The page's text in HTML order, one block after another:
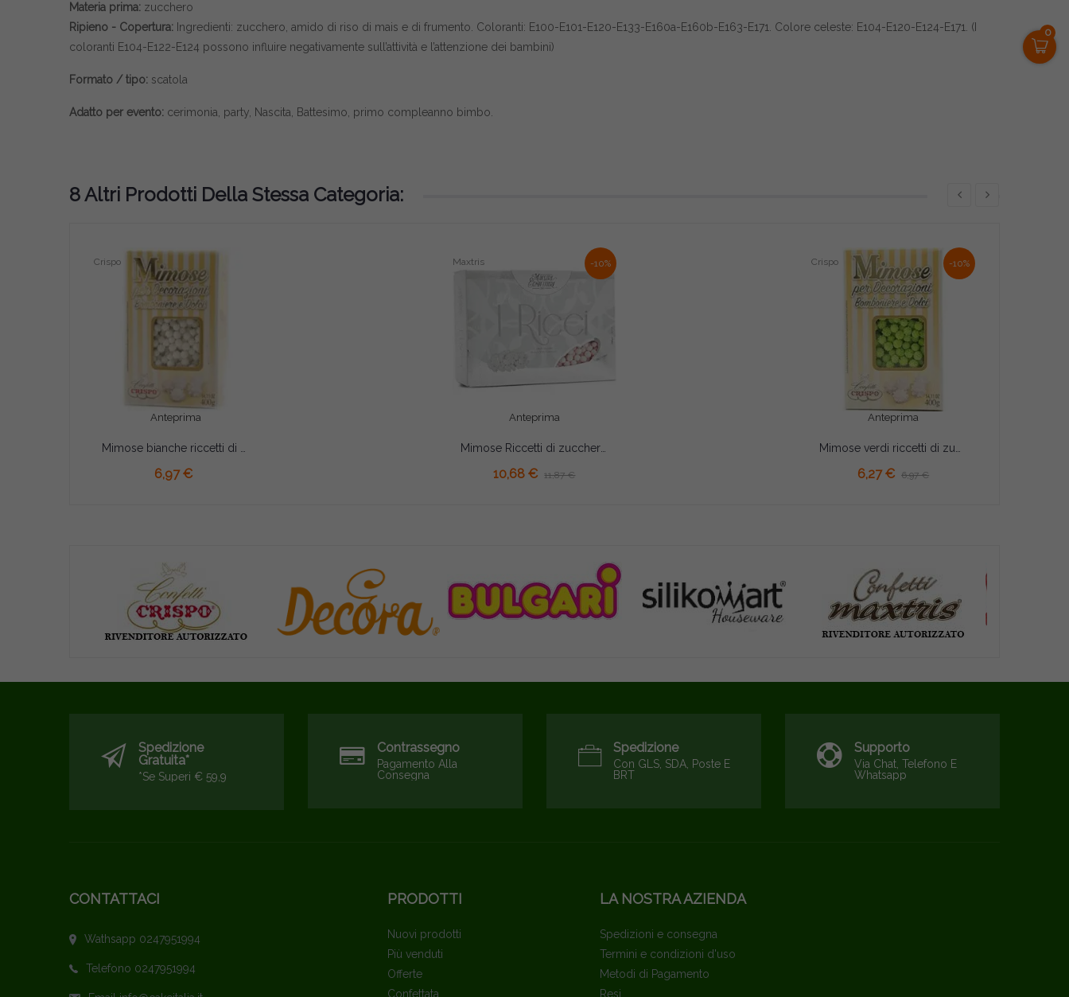
0
Materia prima: zucchero
Ripieno - Copertura: Ingredienti: zucchero, amido di riso di mais e di frumento. Coloranti: E100-E101-E120-E133-E160a-E160b-E163-E171. Colore celeste: E104-E120-E124-E171. (I
coloranti E104-E122-E124 possono influire negativamente sull’attività e l’attenzione dei bambini)
Formato / tipo: scatola
Adatto per evento: cerimonia, party, Nascita, Battesimo, primo compleanno bimbo.
8 Altri Prodotti Della Stessa Categoria:
Anteprima
Crispo
6,97 €
-10%
Anteprima
Maxtris
10,68 € 11,87 €
-10%
Anteprima
Crispo
6,27 € 6,97 €
Spedizione
Gratuita*
*se Superi € 59,9
Contrassegno
Pagamento Alla
Consegna
Spedizione
Con GLS, SDA, Poste E
BRT
Supporto
Via Chat, Telefono E
Whatsapp
CONTATTACI
Wathsapp 0247951994
Telefono 0247951994
PRODOTTI
Nuovi prodotti
Più venduti
Offerte
Confettata
LA NOSTRA AZIENDA
Spedizioni e consegna
Termini e condizioni d'uso
Metodi di Pagamento
Resi